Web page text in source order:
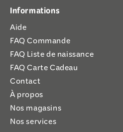
Informations
Aide
FAQ Commande
FAQ Liste de naissance
FAQ Carte Cadeau
Contact
À propos
Nos magasins
Nos services